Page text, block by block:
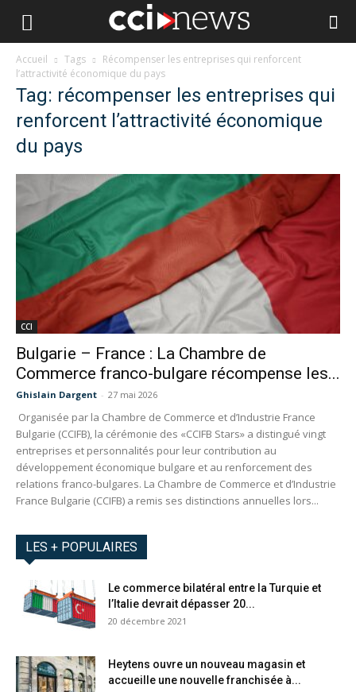
Accueil Tags
Récompenser les entreprises qui renforcent
l’attractivité économique du pays
Tag: récompenser les entreprises qui
renforcent l’attractivité économique
du pays
CCI
Bulgarie – France : La Chambre de
Commerce franco-bulgare récompense les...
Ghislain Dargent - 27 mai 2026
Organisée par la Chambre de Commerce et d’Industrie France
Bulgarie (CCIFB), la cérémonie des «CCIFB Stars» a distingué vingt
entreprises et personnalités pour leur contribution au
développement économique bulgare et au renforcement des
relations franco-bulgares. La Chambre de Commerce et d’Industrie
France Bulgarie (CCIFB) a remis ses distinctions annuelles lors...
LES + POPULAIRES
Le commerce bilatéral entre la Turquie et
l’Italie devrait dépasser 20...
20 décembre 2021
Heytens ouvre un nouveau magasin et
accueille une nouvelle franchisée à...